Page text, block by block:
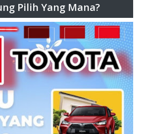
Pilih Yang Mana?